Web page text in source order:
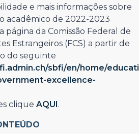
e mais informações sobre
acadêmico de 2022-2023
página da Comissão Federal de
Estrangeiros (FCS) a partir de
do seguinte
sbfi/en/home/
excellence-
clique AQUI.